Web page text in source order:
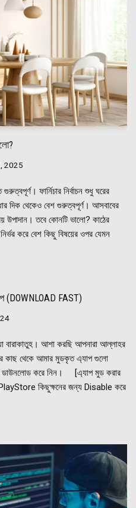
2025
ফার্নিচার নির্বাচন শুধু ঘরের
দিক থেকেও বেশ গুরুত্বপূর্ণ। আসবাবের
উপাদান। তবে কোনটি ভালো? কাঠের
করে বেশ কিছু বিষয়ের ওপর যেমন
(DOWNLOAD FAST)
বারাকাতুহ। আশা করছি আপনারা আল্লাহর
কাছ থেকে আমার মুডকৃত এ্যাপ গুলো
ডাউনলোড করে নিন। [এ্যাপ মুড করার
কিছুক্ষনের জন্য Disable করে